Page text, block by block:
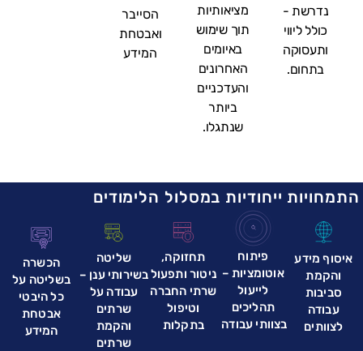
נדרשת -
כולל ליווי
ותעסוקה
בתחום.
מציאותיות
תוך שימוש
באיומים
האחרונים
והעדכניים
ביותר
שנתגלו.
הסייבר
ואבטחת
המידע
התמחויות ייחודיות במסלול הלימודים
איסוף מידע
והקמת
סביבות
עבודה
לצוותים
פיתוח
אוטומציות –
לייעול
תהליכים
בצוותי עבודה
תחזוקה,
ניטור ותפעול
שרתי החברה
וטיפול
בתקלות
שליטה
בשירותי ענן –
עבודה על
שרתים
והקמת
שרתים
הכשרה
בשליטה על
כל היבטי
אבטחת
המידע